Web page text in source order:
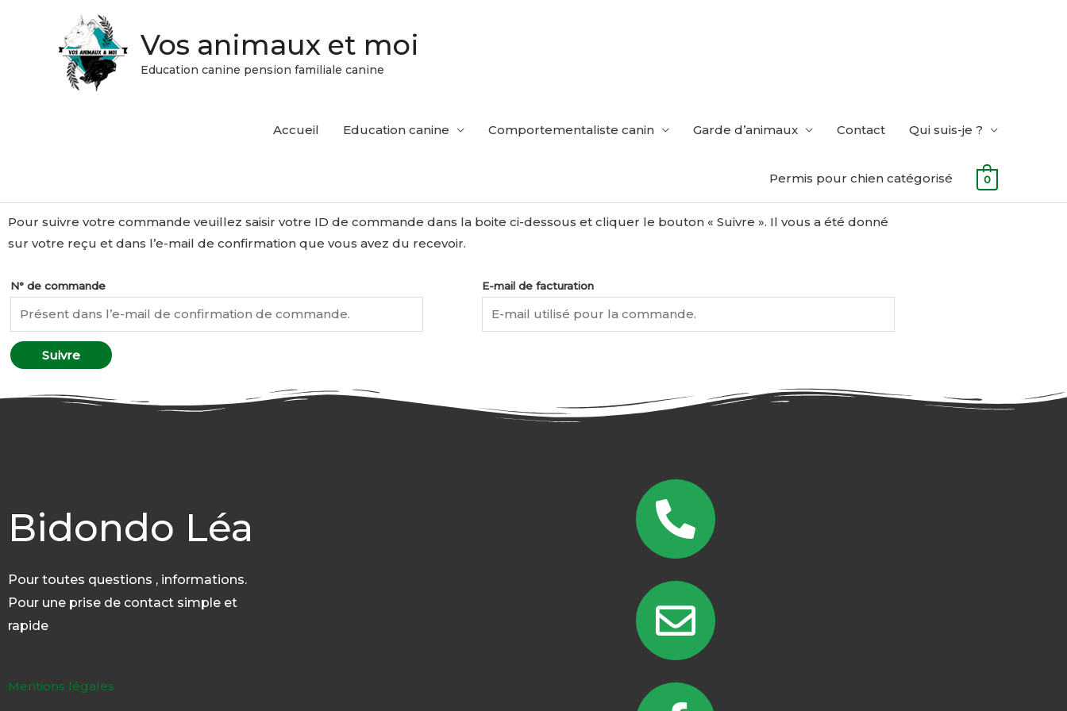
Vos animaux et moi
Education canine pension familiale canine
Accueil Education canine Comportementaliste canin Garde d’animaux Contact Qui suis-je ?
Permis pour chien catégorisé 0
Pour suivre votre commande veuillez saisir votre ID de commande dans la boite ci-dessous et cliquer le bouton « Suivre ». Il vous a été donné
sur votre reçu et dans l’e-mail de confirmation que vous avez du recevoir.
N° de commande E-mail de facturation
Suivre
Bidondo Léa
Pour toutes questions , informations.
Pour une prise de contact simple et
rapide
Mentions légales